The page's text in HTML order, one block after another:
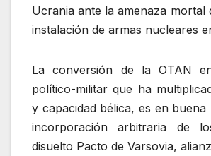
Ucrania ante la amenaza mortal
instalación de armas nucleares
La conversión de la OTAN
político-militar que ha
y capacidad bélica, es en buena
incorporación arbitraria de
disuelto Pacto de Varsovia,